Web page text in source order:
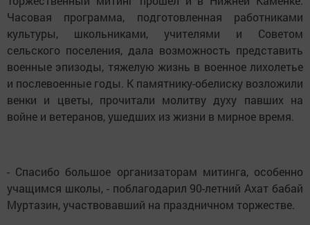
Часовая программа, подготовленная работниками
культуры, школьниками, учителями и Советом
сельского поселения, дала возможность представить
военные эпизоды, тяжелую жизнь в военное лихолетье
и послевоенные годы. К памятнику-обелиску возложили
венки и цветы, прочитали молитву духу павших на
войне и ветеранов, ушедших из жизни в мирное время.
- Спасибо большое организаторам митинга, особенно
учащимся школы, - поблагодарил 90-летний Ахат бабай
Муртазин, участвовавший на праздничном торжестве.